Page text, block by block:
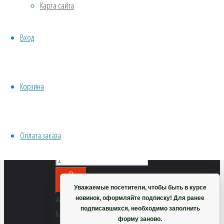
Карта сайта
Вход
Корзина
Оплата заказаШероховатка
В
корзину
Артикул:
М0196
Хвойники
ИНСТРУМЕНТЫ, ОБОРУДОВАНИЕ
Уважаемые посетители, чтобы быть в курсе
новинок, оформляйте подписку! Для ранее
подписавшихся, необходимо заполнить
форму заново.